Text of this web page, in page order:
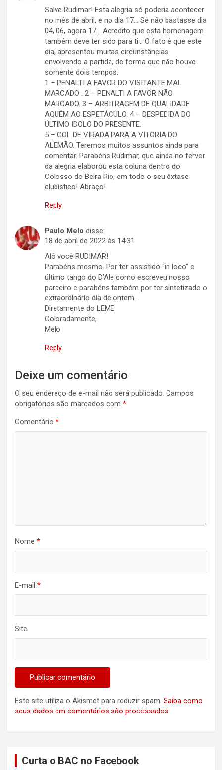
Salve Rudimar! Esta alegria só poderia acontecer
no mês de abril, e no dia 17… Se não bastasse dia
04, 06, agora 17… Acredito que esta homenagem
também deve ter sido para ti… O fato é que este
dia, apresentou muitas circunstâncias
envolvendo a partida, de forma que não houve
somente dois tempos:
1 – PENALTI A FAVOR DO VISITANTE MAL
MARCADO . 2 – PENALTI A FAVOR NÃO
MARCADO. 3 – ARBITRAGEM DE QUALIDADE
AQUÉM AO ESPETÁCULO. 4 – DESPEDIDA DO
ÚLTIMO IDOLO DO PRESENTE.
5 – GOL DE VIRADA PARA A VITORIA DO
ALEMÃO. Teremos muitos assuntos ainda para
comentar. Parabéns Rudimar, que ainda no fervor
da alegria elaborou esta coluna dentro do
Colosso do Beira Rio, em todo o seu êxtase
clubístico! Abraço!
Reply
Paulo Melo disse:
18 de abril de 2022 às 14:31
Alô você RUDIMAR!
Parabéns mesmo. Por ter assistido “in loco” o
último tango do D’Ale como escreveu nosso
parceiro e parabéns também por ter sintetizado o
extraordinário dia de ontem.
Diretamente do LEME
Coloradamente,
Melo
Reply
Deixe um comentário
O seu endereço de e-mail não será publicado. Campos
obrigatórios são marcados com *
Comentário *
Nome *
E-mail *
Site
Este site utiliza o Akismet para reduzir spam. Saiba como
seus dados em comentários são processados.
Curta o BAC no Facebook